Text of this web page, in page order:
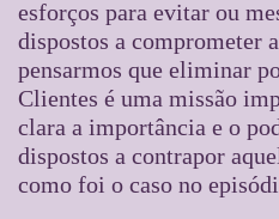
esforços para evitar ou
dispostos a comprometer
pensarmos que eliminar
Clientes é uma missão
clara a importância e o
dispostos a contrapor
como foi o caso no